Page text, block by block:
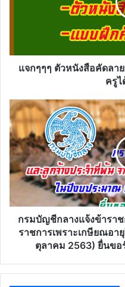
คัด
ลายมือ
ให้
ครู
ได้
ฝึก
เด็กๆ
แจกๆๆๆ ตัวหนังสือคัดลา
ครูไ
กรม
บัญชี
กลาง
แจ้ง
ข้าราชการ
และ
ลูกจ้าง
ที่
พ้น
จาก
เกษียณ
กรมบัญชีกลางแจ้งข้ารา
ราชการเพราะเกษียณอ
ตุลาคม 2563) ยื่นขอ